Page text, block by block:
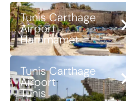
Tunis Carthage
Airport
Hammamet
Tunis Carthage
Airport
Tunis